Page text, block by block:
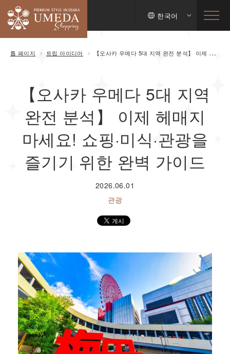
한국어
톱 페이지 트립 아이디어 【오사카 우메다 5대 지역 완전 분석】 이제 헤매지 마세요! 쇼핑·미식·관광을 즐기기 위한 완벽 가이드
【오사카 우메다 5대 지역
완전 분석】 이제 헤매지
마세요! 쇼핑·미식·관광을
즐기기 위한 완벽 가이드
2026.06.01
관광